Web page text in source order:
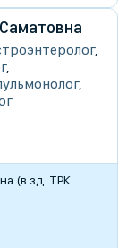
,
,
,
(в зд. ТРК